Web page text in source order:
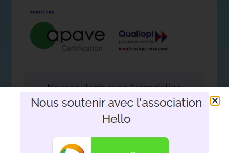
Nous soutenir avec l'association
Hello